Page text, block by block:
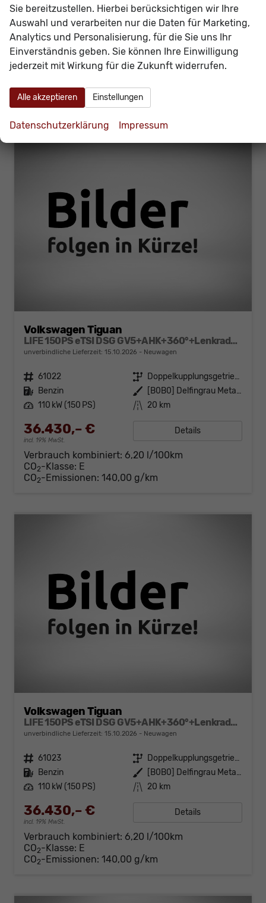
Kraftstoff Benzin Außenfarbe
[B0B0] Delfingrau Metallic
Leistung 110 kW (150 PS) Kilometerstand 20 km
36.430,– € Details
Verbrauch kombiniert:
CO2-Klasse: E
CO2-Emissionen:140,00 g/km
Volkswagen Tiguan
LIFE 150PS eTSI DSG GV5+AHK+360°+Lenkradheiz+IQ.Drive+ACC+App+eHeck+LED
unverbindliche Lieferzeit: 15.10.2026 Neuwagen
Fahrzeugnr. 61022 Getriebe
Doppelkupplungsgetriebe (DSG)
Kraftstoff Benzin Außenfarbe
[B0B0] Delfingrau Metallic
Leistung 110 kW (150 PS) Kilometerstand 20 km
36.430,– €
incl. 19% MwSt.
Details
Verbrauch kombiniert: 6,20 l/100km
CO2-Klasse: E
CO2-Emissionen: 140,00 g/km
Volkswagen Tiguan
LIFE 150PS eTSI DSG GV5+AHK+360°+Lenkradheiz+IQ.Drive+ACC+App+eHeck+LED
unverbindliche Lieferzeit: 15.10.2026 Neuwagen
Fahrzeugnr. 61023 Getriebe
Doppelkupplungsgetriebe (DSG)
Kraftstoff Benzin Außenfarbe
[B0B0] Delfingrau Metallic
Leistung 110 kW (150 PS) Kilometerstand 20 km
36.430,– €
incl. 19% MwSt.
Details
Verbrauch kombiniert: 6,20 l/100km
CO2-Klasse: E
CO2-Emissionen: 140,00 g/km
Sie bereitzustellen. Hierbei berücksichtigen wir Ihre
Auswahl und verarbeiten nur die Daten für Marketing,
Analytics und Personalisierung, für die Sie uns Ihr
Einverständnis geben. Sie können Ihre Einwilligung
jederzeit mit Wirkung für die Zukunft widerrufen.
Alle akzeptieren Einstellungen
Datenschutzerklärung Impressum